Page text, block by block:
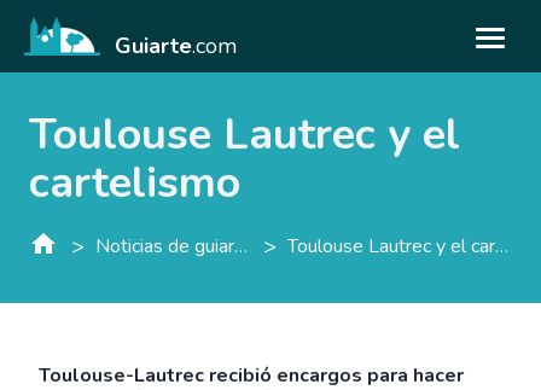
Guiarte.com
Toulouse Lautrec y el
cartelismo
> Noticias de guiarte.con > Toulouse Lautrec y el cartelismo
Toulouse-Lautrec recibió encargos para hacer